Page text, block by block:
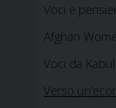
Voci e
Afghan
Voci da Kabul
Verso